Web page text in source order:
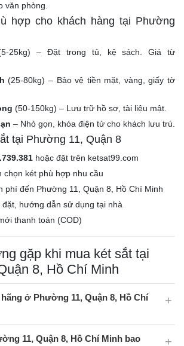
văn phòng.
hợp cho khách hàng tại Phường
25kg) – Đặt trong tủ, kệ sách. Giá từ
(25-80kg) – Bảo vệ tiền mặt, vàng, giấy tờ
(50-150kg) – Lưu trữ hồ sơ, tài liệu mật.
– Nhỏ gọn, khóa điện tử cho khách lưu trú.
tại Phường 11, Quận 8
hoặc đặt trên ketsat99.com
chọn két phù hợp nhu cầu
phí đến Phường 11, Quận 8, Hồ Chí Minh
đặt, hướng dẫn sử dụng tại nhà
thanh toán (COD)
gặp khi mua két sắt tại
8, Hồ Chí Minh
ở Phường 11, Quận 8, Hồ Chí
11, Quận 8, Hồ Chí Minh bao